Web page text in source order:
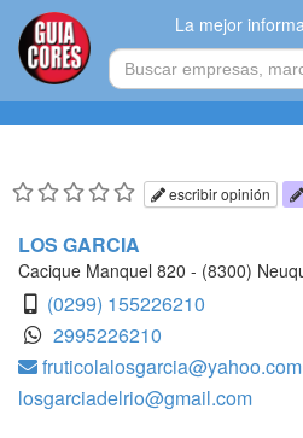
La mejor
escribir opinión
LOS GARCIA
Cacique Manquel 820 - (8300)
(0299) 155226210
2995226210
losgarciadelrio@gmail.com